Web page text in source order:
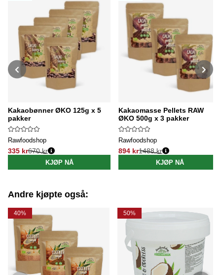
Kakaobønner ØKO 125g x 5
pakker
Rawfoodshop
335 kr
Vanlig pris:
670 kr
KJØP NÅ
Kakaomasse Pellets RAW
ØKO 500g x 3 pakker
Rawfoodshop
894 kr
Vanlig pris:
1488 kr
KJØP NÅ
Andre kjøpte også:
40% 50%